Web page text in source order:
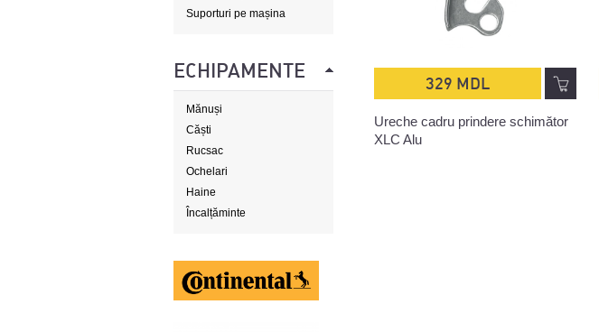
Suporturi pe mașina
ECHIPAMENTE
Mănuși
Căști
Rucsac
Ochelari
Haine
Încalțăminte
329 MDL
Ureche cadru prindere schimător
XLC Alu